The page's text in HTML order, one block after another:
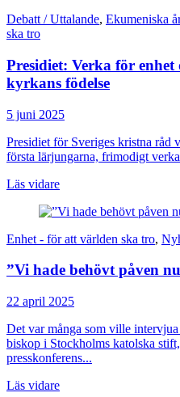
Debatt / Uttalande, Ekumeniska
ska tro
Presidiet: Verka för
kyrkans födelse
5 juni 2025
Presidiet för Sveriges kristna
första lärjungarna, frimodigt
Läs vidare
Enhet - för att världen ska tro,
”Vi hade behövt påven
22 april 2025
Det var många som ville
biskop i Stockholms katolska
presskonferens...
Läs vidare